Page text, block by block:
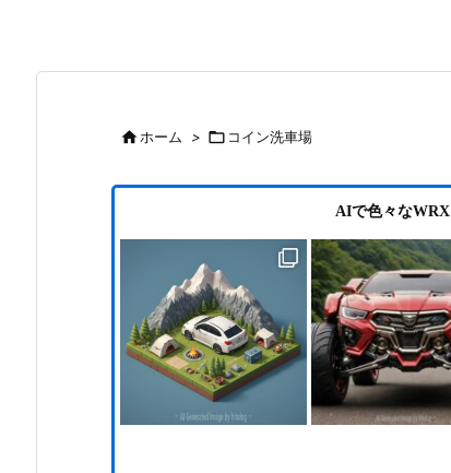
ホーム >  コイン洗車場
AIで色々なWRX
検とクラッチ新品交換（オーバーホ
ール）の費用について
動画編集ソフト VEGAS Pro 23の新機能と体験版
（海外版）※2025年10月28日 日本語版発売